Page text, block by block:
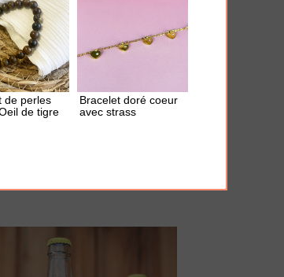
de perles
de tigre
Bracelet doré coeur
avec strass
AJOUTER À MA BOX